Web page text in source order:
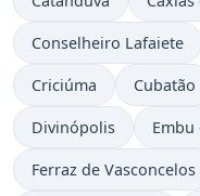
Conselheiro Lafaiete
Criciúma Cubatão
Divinópolis Embu
Ferraz de Vasconcelos